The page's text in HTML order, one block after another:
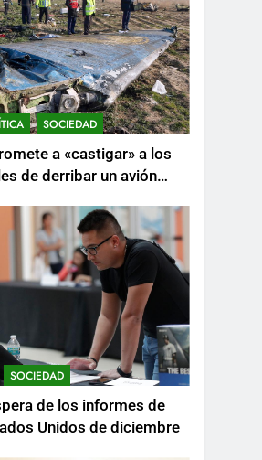
SOCIEDAD
a «castigar» a los
de derribar un avión
SOCIEDAD
de los informes de
Unidos de diciembre